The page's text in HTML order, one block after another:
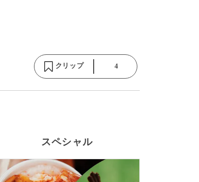
クリップ 4
スペシャル